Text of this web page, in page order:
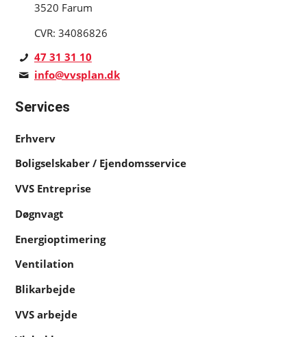
3520 Farum
CVR: 34086826
47 31 31 10
info@vvsplan.dk
Services
Erhverv
Bolig­selskaber / Ejendoms­service
VVS Entreprise
Døgnvagt
Energioptimering
Ventilation
Blikarbejde
VVS arbejde